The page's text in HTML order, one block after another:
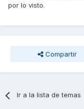
por lo visto.
Compartir
Ir a la lista de temas